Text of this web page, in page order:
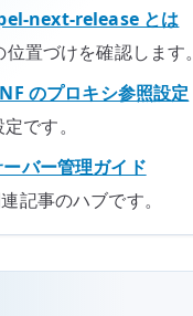
next-release とは
置づけを確認します。
のプロキシ参照設定
です。
バー管理ガイド
記事のハブです。